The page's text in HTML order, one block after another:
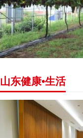
山东健康•生活